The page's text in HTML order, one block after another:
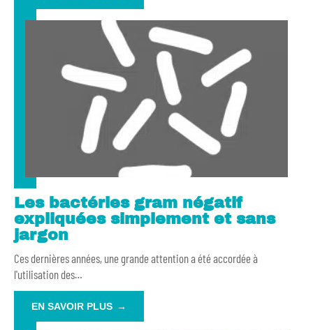
Les bactéries gram négatif
expliquées simplement et sans
jargon
Ces dernières années, une grande attention a été accordée à
l'utilisation des…
EN SAVOIR PLUS